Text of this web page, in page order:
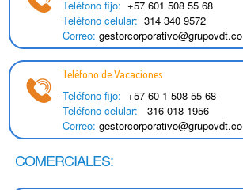
Teléfono fijo:+57 601 508 55 68
Teléfono celular:314 340 9572
Correo:gestorcorporativo@grupovdt.co
Teléfono de Vacaciones
Teléfono fijo:+57 60 1 508 55 68
Teléfono celular:
316 018 1956
Correo:gestorcorporativo@grupovdt.co
COMERCIALES: